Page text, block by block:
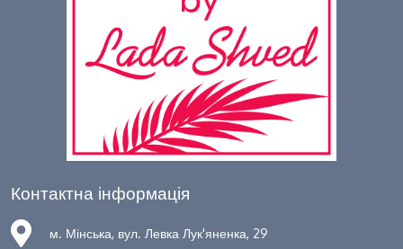
Контактна інформація
м. Мінська, вул. Левка Лук'яненка, 29